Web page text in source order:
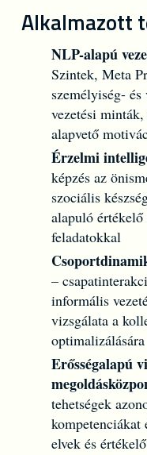
Alkalmazott
NLP-alapú
Szintek, Meta
személyiség-
vezetési
alapvető
Érzelmi
képzés az
szociális
alapuló
feladatokkal
–
informális
vizsgálata a
optimalizálására
Erősségalapú
tehetségek
elvek és